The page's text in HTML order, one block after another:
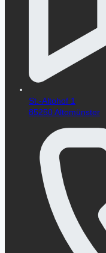
St.-Altohof 1
85250 Altomünster